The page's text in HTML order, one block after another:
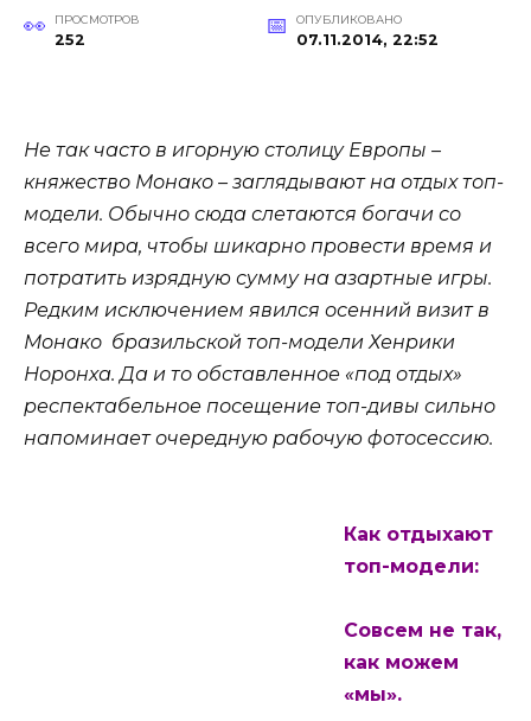
ПРОСМОТРОВ
252
ОПУБЛИКОВАНО
07.11.2014, 22:52
Не так часто в игорную столицу Европы –
княжество Монако – заглядывают на отдых топ-
модели. Обычно сюда слетаются богачи со
всего мира, чтобы шикарно провести время и
потратить изрядную сумму на азартные игры.
Редким исключением явился осенний визит в
Монако бразильской топ-модели Хенрики
Норонха. Да и то обставленное «под отдых»
респектабельное посещение топ-дивы сильно
напоминает очередную рабочую фотосессию.
Как отдыхают
топ-модели:
Совсем не так,
как можем
«мы».